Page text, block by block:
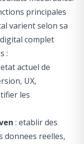
principales
varient selon sa
complet
:
actuel de
UX,
les
: etablir des
donnees reelles,